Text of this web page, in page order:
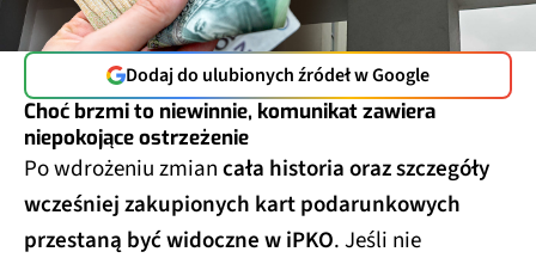
Dodaj do ulubionych źródeł w Google
Choć brzmi to niewinnie, komunikat zawiera
niepokojące ostrzeżenie
Po wdrożeniu zmiancała historia oraz szczegóły
wcześniej zakupionych kart podarunkowych
przestaną być widoczne w iPKO. Jeśli nie